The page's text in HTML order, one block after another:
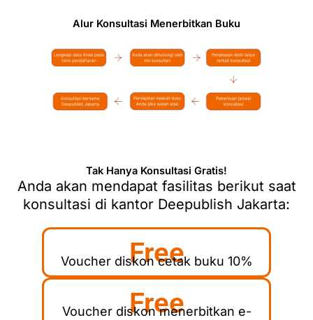
Alur Konsultasi Menerbitkan Buku
Tak Hanya Konsultasi Gratis!
Anda akan mendapat fasilitas berikut saat
konsultasi di kantor Deepublish Jakarta:
Free
Voucher diskon cetak buku 10%
Free
Voucher diskon menerbitkan e-